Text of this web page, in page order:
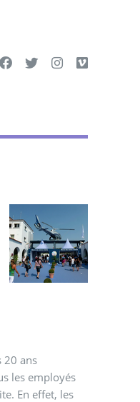
20 ans
les employés
En effet, les